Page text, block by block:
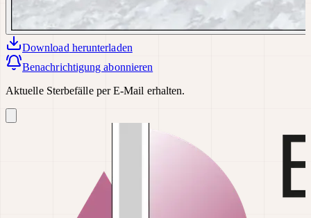
Download herunterladen
Benachrichtigung abonnieren
Aktuelle Sterbefälle per E-Mail erhalten.